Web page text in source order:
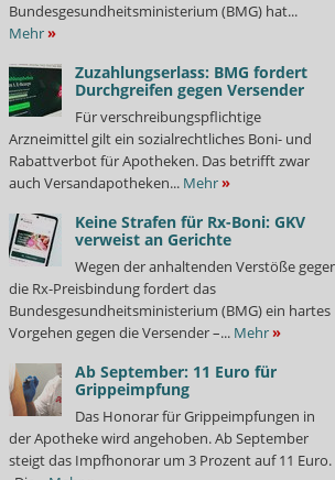
Bundesgesundheitsministerium (BMG) hat...
Mehr»
Zuzahlungserlass: BMG fordert
Durchgreifen gegen Versender
Für verschreibungspflichtige
Arzneimittel gilt ein sozialrechtliches Boni- und
Rabattverbot für Apotheken. Das betrifft zwar
auch Versandapotheken... Mehr»
Keine Strafen für Rx-Boni: GKV
verweist an Gerichte
Wegen der anhaltenden Verstöße
die Rx-Preisbindung fordert das
Bundesgesundheitsministerium (BMG) ein hartes
Vorgehen gegen die Versender –... Mehr»
Ab September: 11 Euro für
Grippeimpfung
Das Honorar für Grippeimpfungen in
der Apotheke wird angehoben. Ab September
steigt das Impfhonorar um 3 Prozent auf 11 Euro.